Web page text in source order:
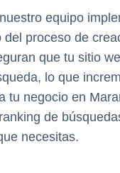
equipo
proceso de
que tu sitio
lo que
tu negocio en
de
necesitas.